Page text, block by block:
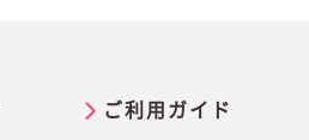
ご利用ガイド